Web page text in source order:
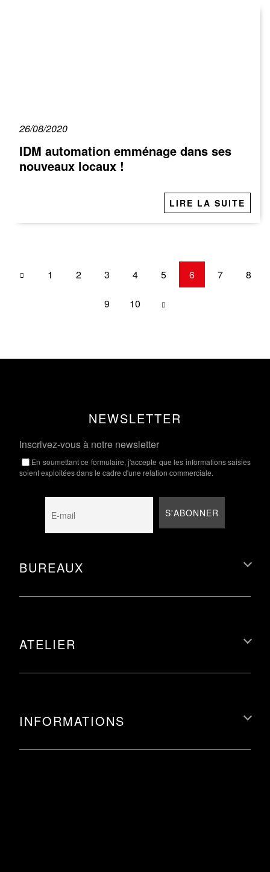
26/08/2020
IDM automation emménage dans ses
nouveaux locaux !
LIRE LA SUITE
1 2 3 4 5 6 7 8
9 10
NEWSLETTER
Inscrivez-vous à notre newsletter
En soumettant ce formulaire, j'accepte que les informations saisies
soient exploitées dans le cadre d'une relation commerciale.
BUREAUX
ATELIER
INFORMATIONS